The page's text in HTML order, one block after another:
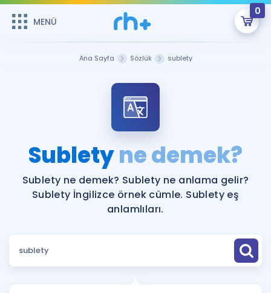
MENÜ
0
Şifremi Hatırlamıyorum
ÜYE DEĞİLİM
Sepetin Şu An Boş.
Remzi Hoca ile seni sınava hazırlayacak onlarca eğitim seni
bekliyor!
MENÜ
Katılımcı Görüşleri
Faydalı Araçlar
Sözlük
Hakkımızda
Ana Sayfa Sözlük sublety
Subletyne demek?
Sublety ne demek? Sublety ne anlama gelir?
Sublety İngilizce örnek cümle. Sublety eş
anlamlıları.